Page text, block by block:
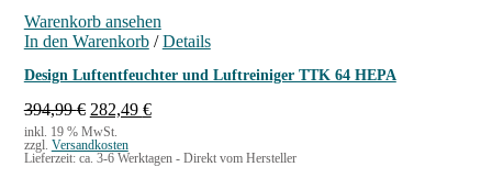
Warenkorb ansehen
In den Warenkorb / Details
Design Luftentfeuchter und Luftreiniger TTK 64 HEPA
394,99€ U
r
s
p
282,49 €A
u
inkl. 19 % MwSt.
zzgl. Versandkosten
Lieferzeit: ca. 3-6 Werktagen - Direkt vom Hersteller